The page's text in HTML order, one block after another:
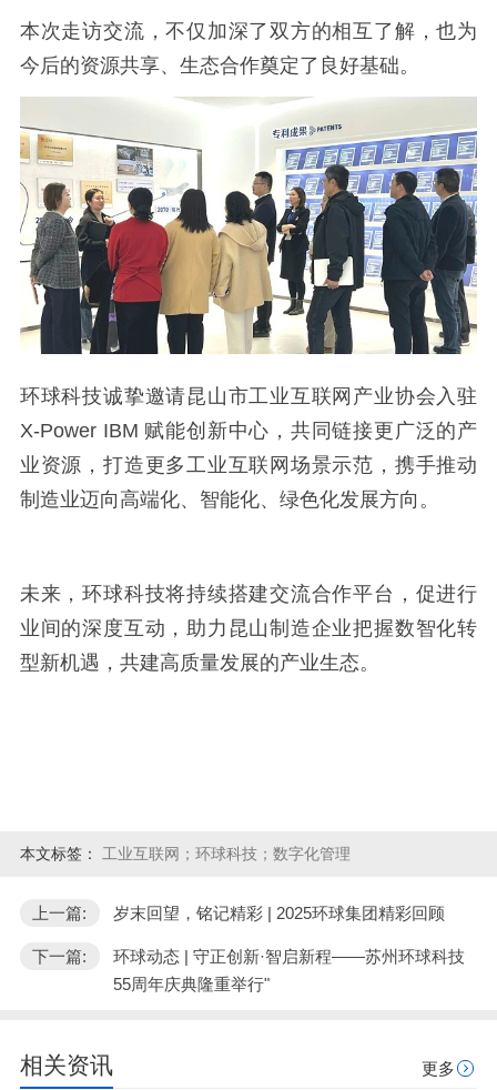
本次走访交流，不仅加深了双方的相互了解，也为
今后的资源共享、生态合作奠定了良好基础。
环球科技诚挚邀请昆山市工业互联网产业协会入驻
X-Power IBM 赋能创新中心，共同链接更广泛的产
业资源，打造更多工业互联网场景示范，携手推动
制造业迈向高端化、智能化、绿色化发展方向。
未来，环球科技将持续搭建交流合作平台，促进行
业间的深度互动，助力昆山制造企业把握数智化转
型新机遇，共建高质量发展的产业生态。
本文标签： 工业互联网；环球科技；数字化管理
上一篇: 岁末回望，铭记精彩 | 2025环球集团精彩回顾
下一篇:
环球动态 | 守正创新·智启新程——苏州环球科技
55周年庆典隆重举行"
相关资讯 更多